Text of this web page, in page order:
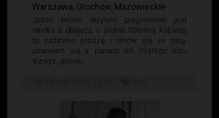
Warszawa, Grochów, Mazowieckie
Jeżeli twoim skrytym pragnieniem jest
randka z dbającą o siebie 50letnią kobietą,
to zadzwoń proszę i umów się ze mną.
umawiam się z panami od 19stego roku
wzwyż, górnej...